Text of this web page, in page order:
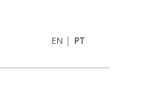
EN | PT